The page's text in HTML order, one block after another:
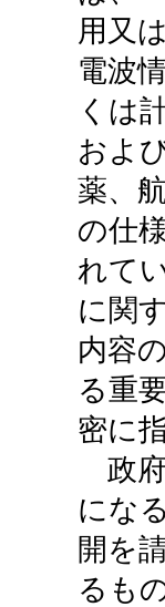
用又
電波
くは
およ
薬、
の仕
れて
に関
内容
る重
密に
政府
にな
開を
るも